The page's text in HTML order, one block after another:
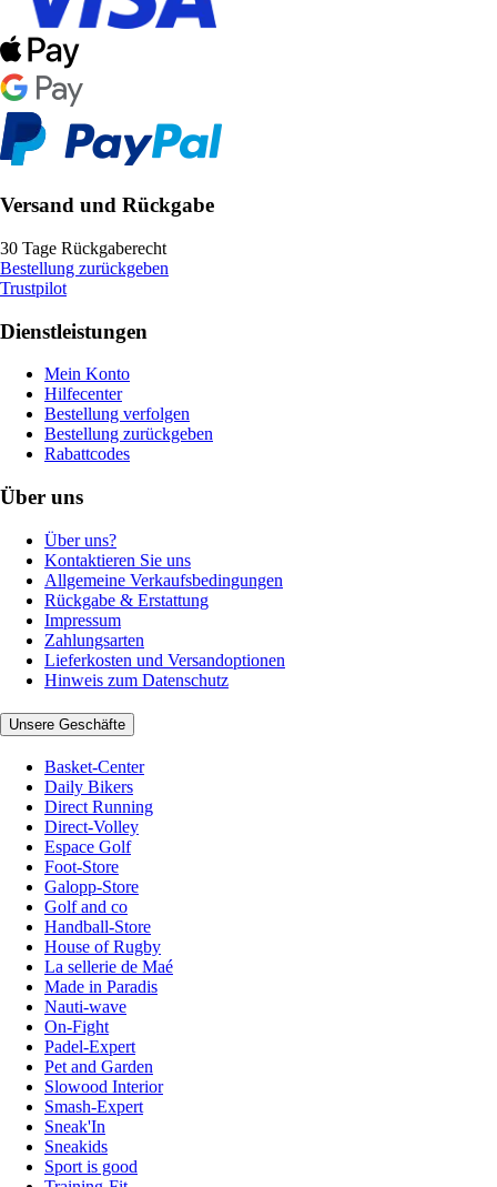
Versand und Rückgabe
30 Tage Rückgaberecht
Bestellung zurückgeben
Trustpilot
Dienstleistungen
Mein Konto
Hilfecenter
Bestellung verfolgen
Bestellung zurückgeben
Rabattcodes
Über uns
Über uns?
Kontaktieren Sie uns
Allgemeine Verkaufsbedingungen
Rückgabe & Erstattung
Impressum
Zahlungsarten
Lieferkosten und Versandoptionen
Hinweis zum Datenschutz
Unsere Geschäfte
Basket-Center
Daily Bikers
Direct Running
Direct-Volley
Espace Golf
Foot-Store
Galopp-Store
Golf and co
Handball-Store
House of Rugby
La sellerie de Maé
Made in Paradis
Nauti-wave
On-Fight
Padel-Expert
Pet and Garden
Slowood Interior
Smash-Expert
Sneak'In
Sneakids
Sport is good